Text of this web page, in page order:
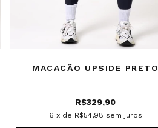
MACACÃO UPSIDE PRETO
R$329,90
6 x de R$54,98 sem juros